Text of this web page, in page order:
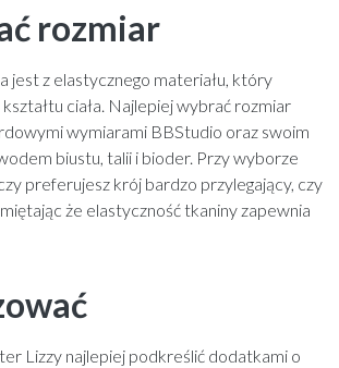
rozmiar
jest z elastycznego materiału, który
ciała. Najlepiej wybrać rozmiar
wymiarami BBStudio oraz swoim
biustu, talii i bioder. Przy wyborze
preferujesz krój bardzo przylegający, czy
że elastyczność tkaniny zapewnia
Lizzy najlepiej podkreślić dodatkami o